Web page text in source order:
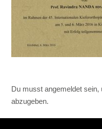
Du musst angemeldetsein,
abzugeben.